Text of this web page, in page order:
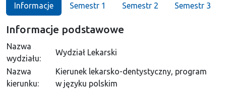
Informacje Semestr 1 Semestr 2 Semestr 3
Informacje podstawowe
Nazwa
wydziału:
Wydział Lekarski
Nazwa
kierunku:
Kierunek lekarsko-dentystyczny, program
w języku polskim